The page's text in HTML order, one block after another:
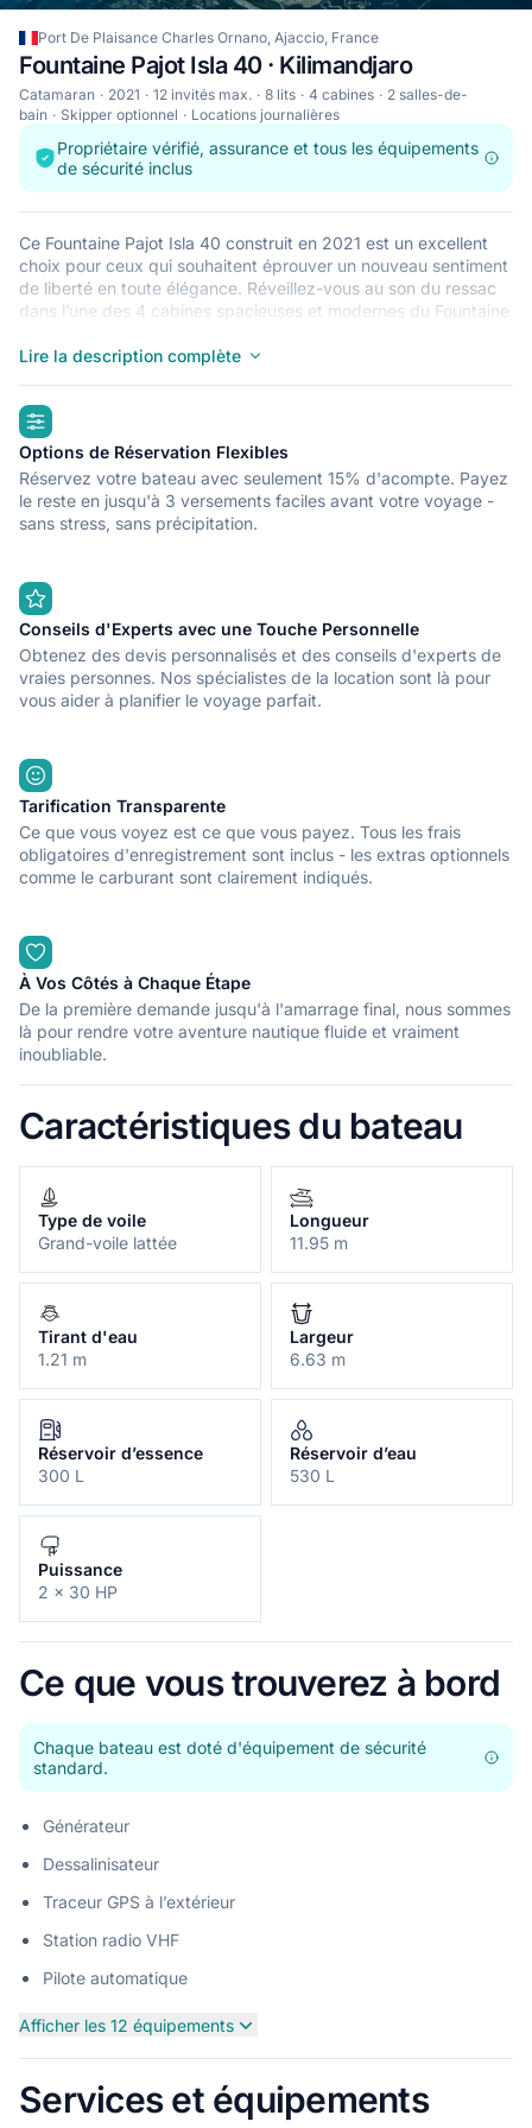
Port De Plaisance Charles Ornano, Ajaccio, France
Fountaine Pajot Isla 40 · Kilimandjaro
Catamaran 2021 12 invités max. 8 lits 4 cabines
2 salles-de-
bain
Skipper optionnel Locations journalières
Propriétaire vérifié, assurance et tous les équipements
de sécurité inclus
Ce Fountaine Pajot Isla 40 construit en 2021 est un excellent
choix pour ceux qui souhaitent éprouver un nouveau sentiment
de liberté en toute élégance. Réveillez-vous au son du ressac
dans l’une des 4 cabines spacieuses et modernes du Fountaine
catamaran est parfait pour naviguer avec des amis et en
Charles Ornano, Ajaccio, un point de départ idéal pour explorer
France en bateau. Bonne navigation !
Lire la description complète
highlights
Options de Réservation Flexibles
Réservez votre bateau avec seulement 15% d'acompte. Payez
le reste en jusqu'à 3 versements faciles avant votre voyage -
sans stress, sans précipitation.
Conseils d'Experts avec une Touche Personnelle
Obtenez des devis personnalisés et des conseils d'experts de
vraies personnes. Nos spécialistes de la location sont là pour
vous aider à planifier le voyage parfait.
Tarification Transparente
Ce que vous voyez est ce que vous payez. Tous les frais
obligatoires d'enregistrement sont inclus - les extras optionnels
comme le carburant sont clairement indiqués.
À Vos Côtés à Chaque Étape
De la première demande jusqu'à l'amarrage final, nous sommes
là pour rendre votre aventure nautique fluide et vraiment
inoubliable.
Caractéristiques du bateau
Type de voile
Grand-voile lattée
Longueur
11.95 m
Tirant d'eau
1.21 m
Largeur
6.63 m
Réservoir d’essence
300 L
Réservoir d’eau
530 L
Puissance
2 x 30 HP
Ce que vous trouverez à bord
Chaque bateau est doté d'équipement de sécurité
standard.
Générateur
Dessalinisateur
Traceur GPS à l’extérieur
Station radio VHF
Pilote automatique
Afficher les 12 équipements
Services et équipements